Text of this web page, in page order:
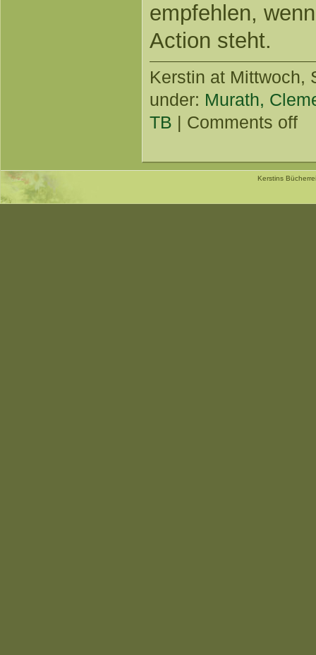
empfehlen,
Action steht.
Kerstin at Mittwoch,
under: Murath,
TB | Comments off
Kerstins